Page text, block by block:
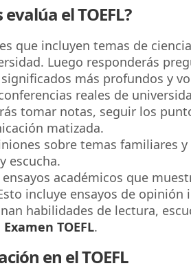
el TOEFL?
que incluyen temas de
Luego responderás
más profundos y
reales de
tomar notas, seguir los
matizada.
sobre temas familiares
escucha.
ensayos académicos que
incluye ensayos de opinión
habilidades de lectura,
Examen TOEFL.
en el TOEFL